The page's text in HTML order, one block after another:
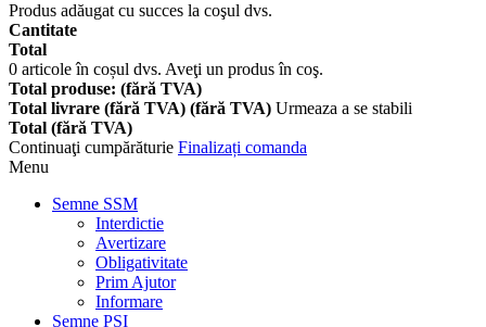
Produs adăugat cu succes la coşul dvs.
Cantitate
Total
0 articole în coșul dvs. Aveţi un produs în coş.
Total produse: (fără TVA)
Total livrare (fără TVA) (fără TVA) Urmeaza a se stabili
Total (fără TVA)
Continuaţi cumpărăturie Finalizați comanda
Menu
Semne SSM
Interdictie
Avertizare
Obligativitate
Prim Ajutor
Informare
Semne PSI